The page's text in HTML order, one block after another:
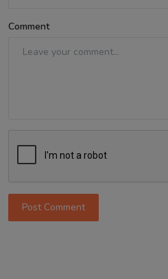
Comment
Post Comment